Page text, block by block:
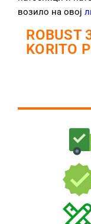
возило на овој
ROBUST
KORITO